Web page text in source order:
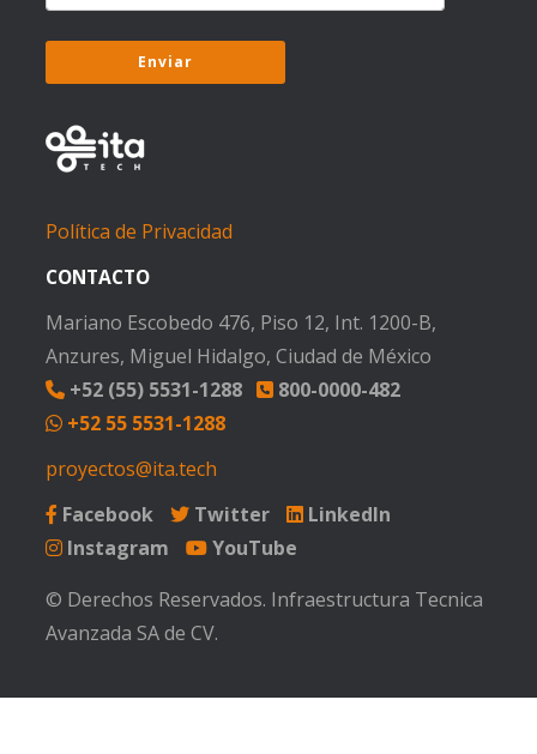
Política de Privacidad
CONTACTO
Mariano Escobedo 476, Piso 12, Int. 1200-B,
Anzures, Miguel Hidalgo, Ciudad de México
+52 (55) 5531-1288
800-0000-482
+52 55 5531-1288
proyectos@ita.tech
Facebook
Twitter
LinkedIn
Instagram
YouTube
© Derechos Reservados. Infraestructura Tecnica
Avanzada SA de CV.